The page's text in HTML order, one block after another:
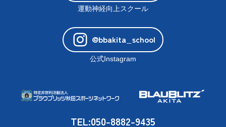
運動神経向上スクール
@bbakita_school
公式Instagram
TEL:050-8882-9435